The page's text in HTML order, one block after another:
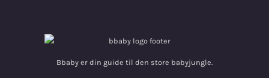
Bbaby er din guide til den store babyjungle.